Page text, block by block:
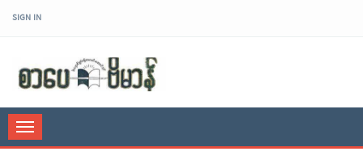
SIGN IN
Toggle
navigation